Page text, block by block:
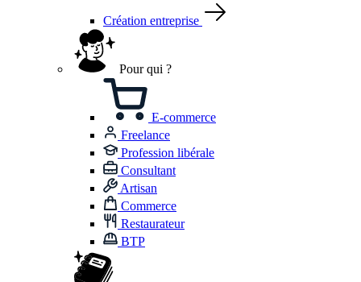
Création entreprise
Pour qui ?
E-commerce
Freelance
Profession libérale
Consultant
Artisan
Commerce
Restaurateur
BTP